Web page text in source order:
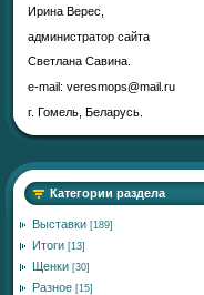
Ирина Верес,
администратор сайта
Светлана Савина.
е-mail: veresmops@mail.ru
г. Гомель, Беларусь.
Категории раздела
Выставки [189]
Итоги [13]
Щенки [30]
Разное [15]